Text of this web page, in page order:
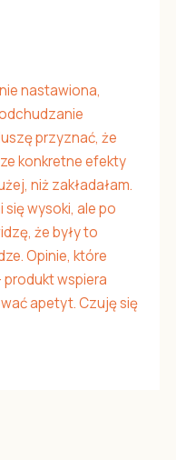
nastawiona,
przyznać, że
konkretne efekty
niż zakładałam.
wysoki, ale po
że były to
Opinie, które
produkt wspiera
apetyt. Czuję się